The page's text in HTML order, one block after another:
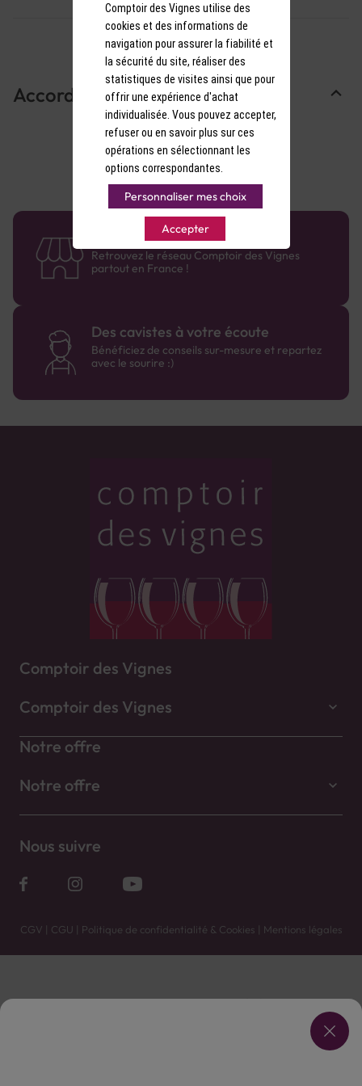
Accords Mets & Vins
58 caves en France
Retrouvez le réseau Comptoir des Vignes
partout en France !
Des cavistes à votre écoute
Bénéficiez de conseils sur-mesure et repartez
avec le sourire :)
Comptoir des Vignes
Comptoir des Vignes
Notre offre
Notre offre
Nous suivre
CGV | CGU | Politique de confidentialité & Cookies | Mentions légales
Vente uniquement en caves. Contactez votre caviste pour plus de renseignements.
L'ABUS D'ALCOOL EST DANGEREUX POUR LA SANTÉ, À CONSOMMER AVEC MODÉRATION.
Comptoir des Vignes utilise des
cookies et des informations de
navigation pour assurer la fiabilité et
la sécurité du site, réaliser des
statistiques de visites ainsi que pour
offrir une expérience d'achat
individualisée. Vous pouvez accepter,
refuser ou en savoir plus sur ces
opérations en sélectionnant les
options correspondantes.
Personnaliser mes choix
Accepter